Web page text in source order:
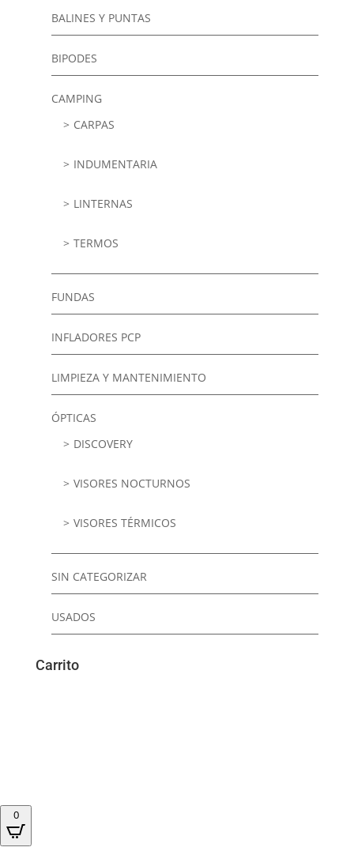
BALINES Y PUNTAS
BIPODES
CAMPING
CARPAS
INDUMENTARIA
LINTERNAS
TERMOS
FUNDAS
INFLADORES PCP
LIMPIEZA Y MANTENIMIENTO
ÓPTICAS
DISCOVERY
VISORES NOCTURNOS
VISORES TÉRMICOS
SIN CATEGORIZAR
USADOS
Carrito
0